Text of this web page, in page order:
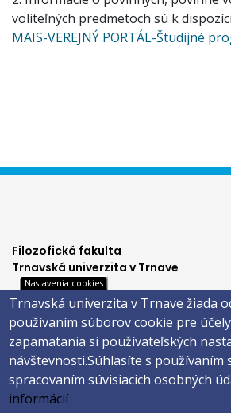
voliteľných predmetoch sú k
MAIS-VEREJNÝ PORTÁL-Študijné
Filozofická fakulta
Trnavská univerzita v Trnave
Hornopotočná 23
918 43 TRNAVA
tel.: 033/5939 213
IČO: 318 25 249
IČ DPH: SK2021177202
Footer
Nastavenia cookies
Trnavská univerzita v Trnave žiada
používaním súborov cookie pre
zapamätania si používateľských
návštevnosti.Súhlasíte s používaním
spracovaním súvisiacich osobných
informácií